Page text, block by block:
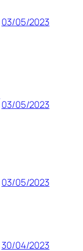
03/05/2023
03/05/2023
03/05/2023
30/04/2023